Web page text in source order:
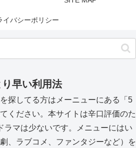
イバシーポリシー
早い利用法
探してる方はメーニューにある「5
ください。本サイトは辛口評価のた
ラマは少ないです。メニューにはい
、ラブコメ、ファンタジーなど）を